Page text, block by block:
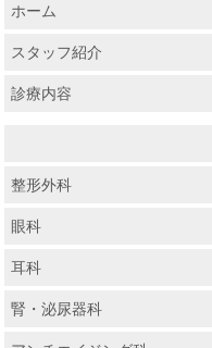
ホーム
スタッフ紹介
診療内容
整形外科
眼科
耳科
腎・泌尿器科